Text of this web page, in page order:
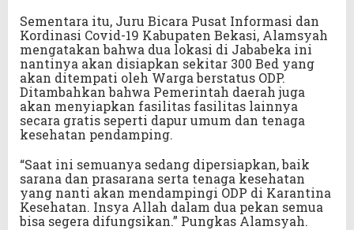
Sementara itu, Juru Bicara Pusat Informasi dan
Kordinasi Covid-19 Kabupaten Bekasi, Alamsyah
mengatakan bahwa dua lokasi di Jababeka ini
nantinya akan disiapkan sekitar 300 Bed yang
akan ditempati oleh Warga berstatus ODP.
Ditambahkan bahwa Pemerintah daerah juga
akan menyiapkan fasilitas fasilitas lainnya
secara gratis seperti dapur umum dan tenaga
kesehatan pendamping.
“Saat ini semuanya sedang dipersiapkan, baik
sarana dan prasarana serta tenaga kesehatan
yang nanti akan mendampingi ODP di Karantina
Kesehatan. Insya Allah dalam dua pekan semua
bisa segera difungsikan.” Pungkas Alamsyah.